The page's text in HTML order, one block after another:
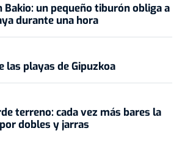
Bakio: un pequeño tiburón obliga a
durante una hora
las playas de Gipuzkoa
terreno: cada vez más bares la
dobles y jarras